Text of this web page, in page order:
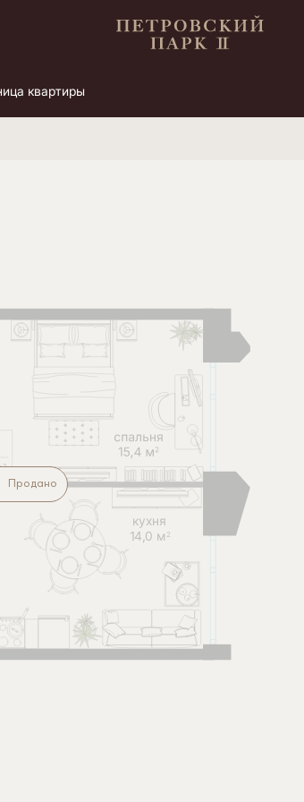
квартиры
Ипотека
Продано